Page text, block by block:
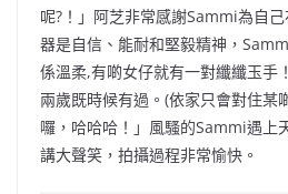
呢?！」 阿芝非常感謝Sammi為自
器是自信、 能耐和堅毅精神，
係溫柔,有啲女仔就有一對纖纖玉手
兩歲既時候有過。(依家只會對住某
囉，哈哈哈！」風騷的Sammi遇上
講大聲笑，拍攝過程非常愉快。